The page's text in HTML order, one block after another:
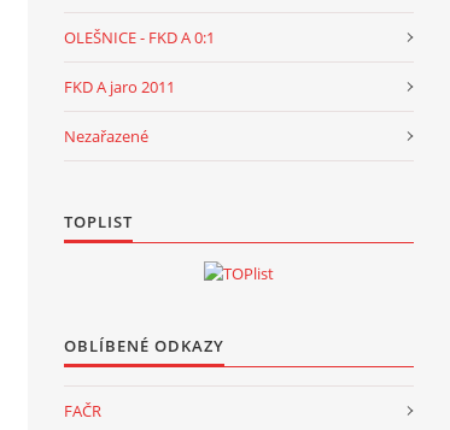
OLEŠNICE - FKD A 0:1
FKD A jaro 2011
Nezařazené
TOPLIST
OBLÍBENÉ ODKAZY
FAČR